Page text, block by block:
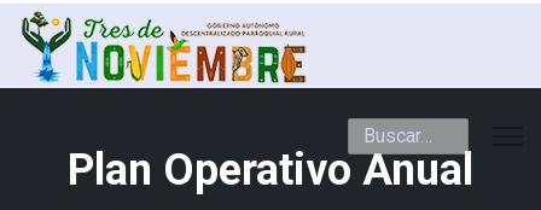
Buscar
Plan Operativo Anual